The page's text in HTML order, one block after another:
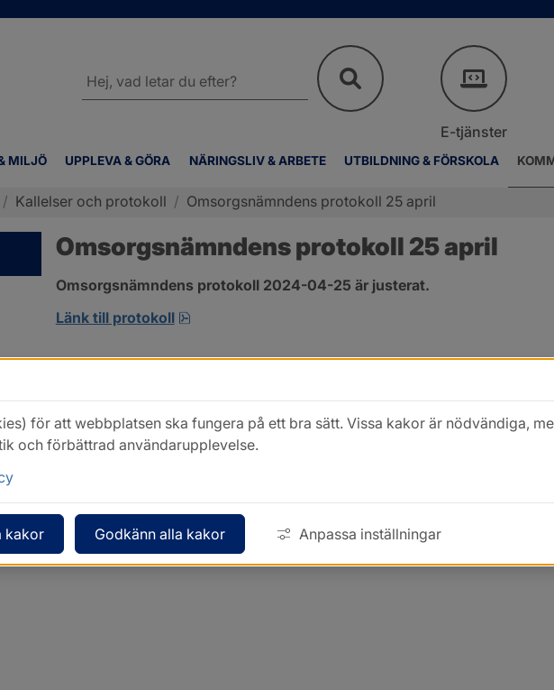
MILJÖ UPPLEVA & GÖRA NÄRINGSLIV & ARBETE UTBILDNING & FÖRSKOLA
webbplatsen
E-tjänster
/ Kallelser och protokoll / Omsorgsnämndens protokoll 25 april
Omsorgsnämndens protokoll 25 april
Omsorgsnämndens protokoll 2024-04-25 är justerat.
Länk till protokoll
pdf, 222.9 kB, öppnas i nytt fönster.
för att webbplatsen ska fungera på ett bra sätt. Vissa kakor är nödvändiga,
och förbättrad användarupplevelse.
kakor Godkänn alla kakor Anpassa inställningar